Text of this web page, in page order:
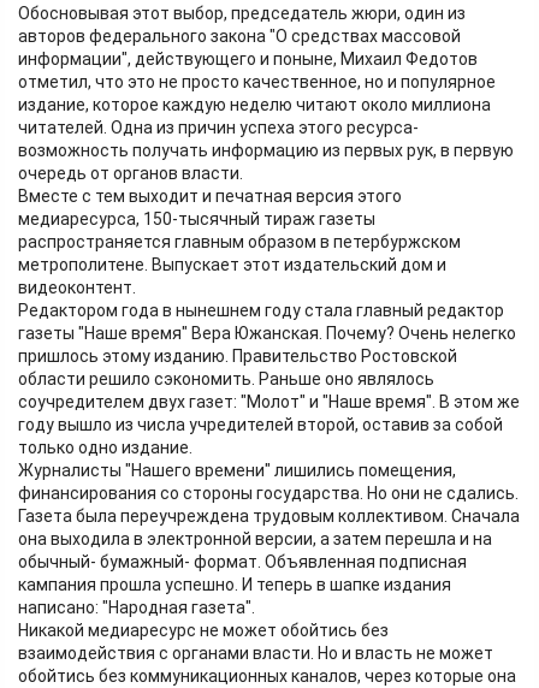
Обосновывая этот выбор, председатель жюри, один из
авторов федерального закона "О средствах массовой
информации", действующего и поныне, Михаил Федотов
отметил, что это не просто качественное, но и популярное
издание, которое каждую неделю читают около миллиона
читателей. Одна из причин успеха этого ресурса-
возможность получать информацию из первых рук, в первую
очередь от органов власти.
Вместе с тем выходит и печатная версия этого
медиаресурса, 150-тысячный тираж газеты
распространяется главным образом в петербуржском
метрополитене. Выпускает этот издательский дом и
видеоконтент.
Редактором года в нынешнем году стала главный редактор
газеты "Наше время" Вера Южанская. Почему? Очень нелегко
пришлось этому изданию. Правительство Ростовской
области решило сэкономить. Раньше оно являлось
соучредителем двух газет: "Молот" и "Наше время". В этом же
году вышло из числа учредителей второй, оставив за собой
только одно издание.
Журналисты "Нашего времени" лишились помещения,
финансирования со стороны государства. Но они не сдались.
Газета была переучреждена трудовым коллективом. Сначала
она выходила в электронной версии, а затем перешла и на
обычный- бумажный- формат. Объявленная подписная
кампания прошла успешно. И теперь в шапке издания
написано: "Народная газета".
Никакой медиаресурс не может обойтись без
взаимодействия с органами власти. Но и власть не может
обойтись без коммуникационных каналов, через которые она